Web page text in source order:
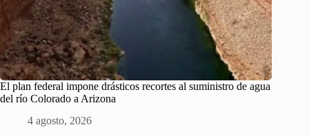
El plan federal impone drásticos recortes al suministro de agua
del río Colorado a Arizona
4 agosto, 2026